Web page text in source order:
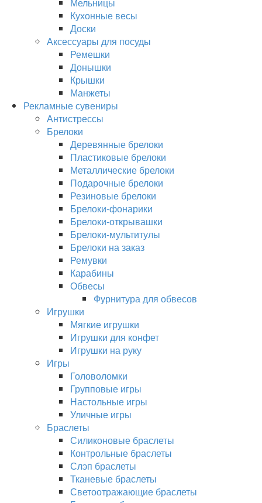
Кухонные весы
Доски
Аксессуары для посуды
Ремешки
Донышки
Крышки
Манжеты
Рекламные сувениры
Антистрессы
Брелоки
Деревянные брелоки
Пластиковые брелоки
Металлические брелоки
Подарочные брелоки
Резиновые брелоки
Брелоки-фонарики
Брелоки-открывашки
Брелоки-мультитулы
Брелоки на заказ
Ремувки
Карабины
Обвесы
Фурнитура для обвесов
Игрушки
Мягкие игрушки
Игрушки для конфет
Игрушки на руку
Игры
Головоломки
Групповые игры
Настольные игры
Уличные игры
Браслеты
Силиконовые браслеты
Контрольные браслеты
Слэп браслеты
Тканевые браслеты
Светоотражающие браслеты